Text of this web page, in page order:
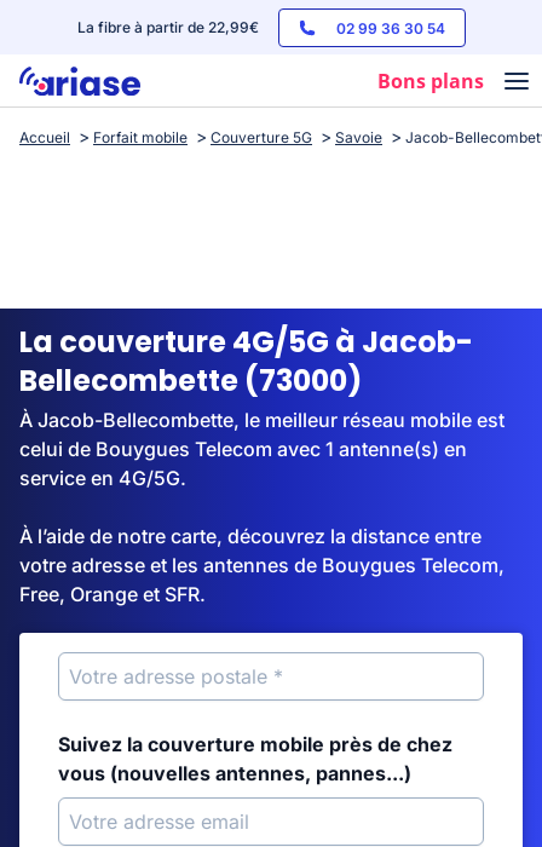
La fibre à partir de 22,99€ 02 99 36 30 54
Bons plans
Box internet
Streaming
Accueil Forfait mobile Couverture 5G Savoie Jacob-
La couverture 4G/5G à Jacob-
Bellecombette (73000)
À Jacob-Bellecombette, le meilleur réseau mobile est
celui de Bouygues Telecom avec 1 antenne(s) en
service en 4G/5G.
À l’aide de notre carte, découvrez la distance entre
votre adresse et les antennes de Bouygues Telecom,
Free, Orange et SFR.
Suivez la couverture mobile près de chez
vous (nouvelles antennes, pannes...)